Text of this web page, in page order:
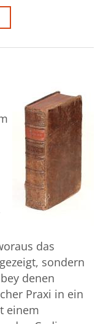
das
sondern
denen
Praxi in ein
einem